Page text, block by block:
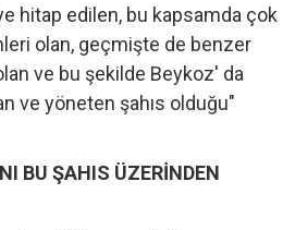
hitap edilen, bu kapsamda çok
olan, geçmişte de benzer
ve bu şekilde Beykoz' da
ve yöneten şahıs olduğu"
BU ŞAHIS ÜZERİNDEN